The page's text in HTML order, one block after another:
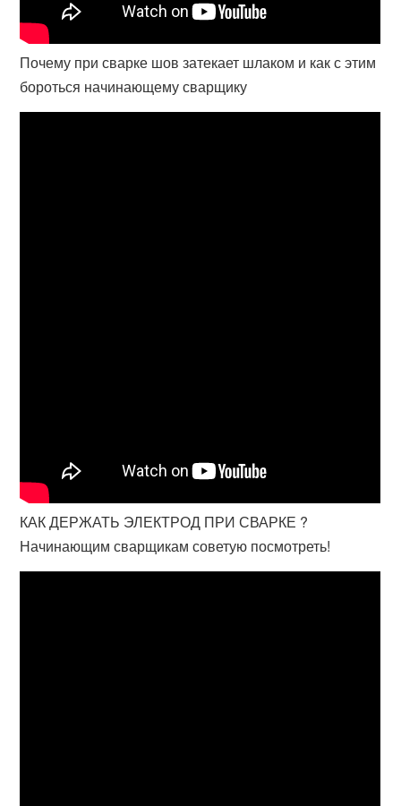
Почему при сварке шов затекает шлаком и как с этим
бороться начинающему сварщику
КАК ДЕРЖАТЬ ЭЛЕКТРОД ПРИ СВАРКЕ ?
Начинающим сварщикам советую посмотреть!